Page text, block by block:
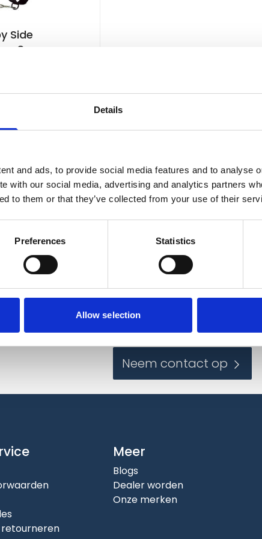
Details
and ads, to provide social media features and to analyse
with our social media, advertising and analytics partners
to them or that they’ve collected from your use of their
Preferences Statistics
Allow selection
Side
S
op de hoogte
Contact
Wilt u meer informatie?
Neem contact op
Meer
Blogs
Dealer worden
Onze merken